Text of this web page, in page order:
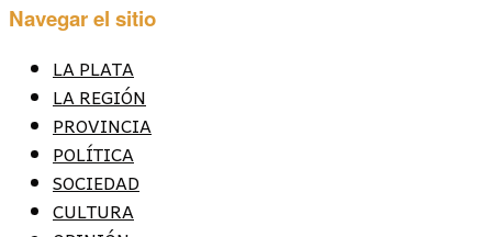
Navegar el sitio
LA PLATA
LA REGIÓN
PROVINCIA
POLÍTICA
SOCIEDAD
CULTURA